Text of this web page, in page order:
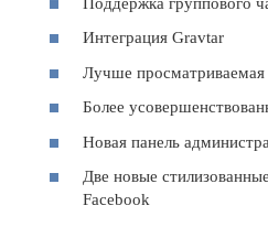
Интеграция Gravtar
Лучше
Более
Новая панель
Две новые
Facebook